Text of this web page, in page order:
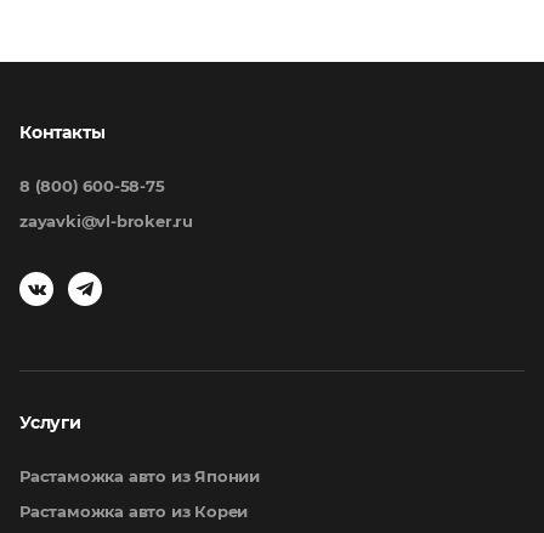
Услуги
Растаможка авто из Японии
Растаможка авто из Кореи
Контакты
8 (800) 600-58-75
zayavki@vl-broker.ru